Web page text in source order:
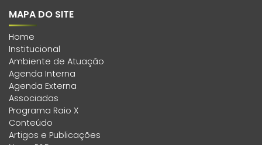
MAPA DO SITE
Home
Institucional
Ambiente de Atuação
Agenda Interna
Agenda Externa
Associadas
Programa Raio X
Conteúdo
Artigos e Publicações